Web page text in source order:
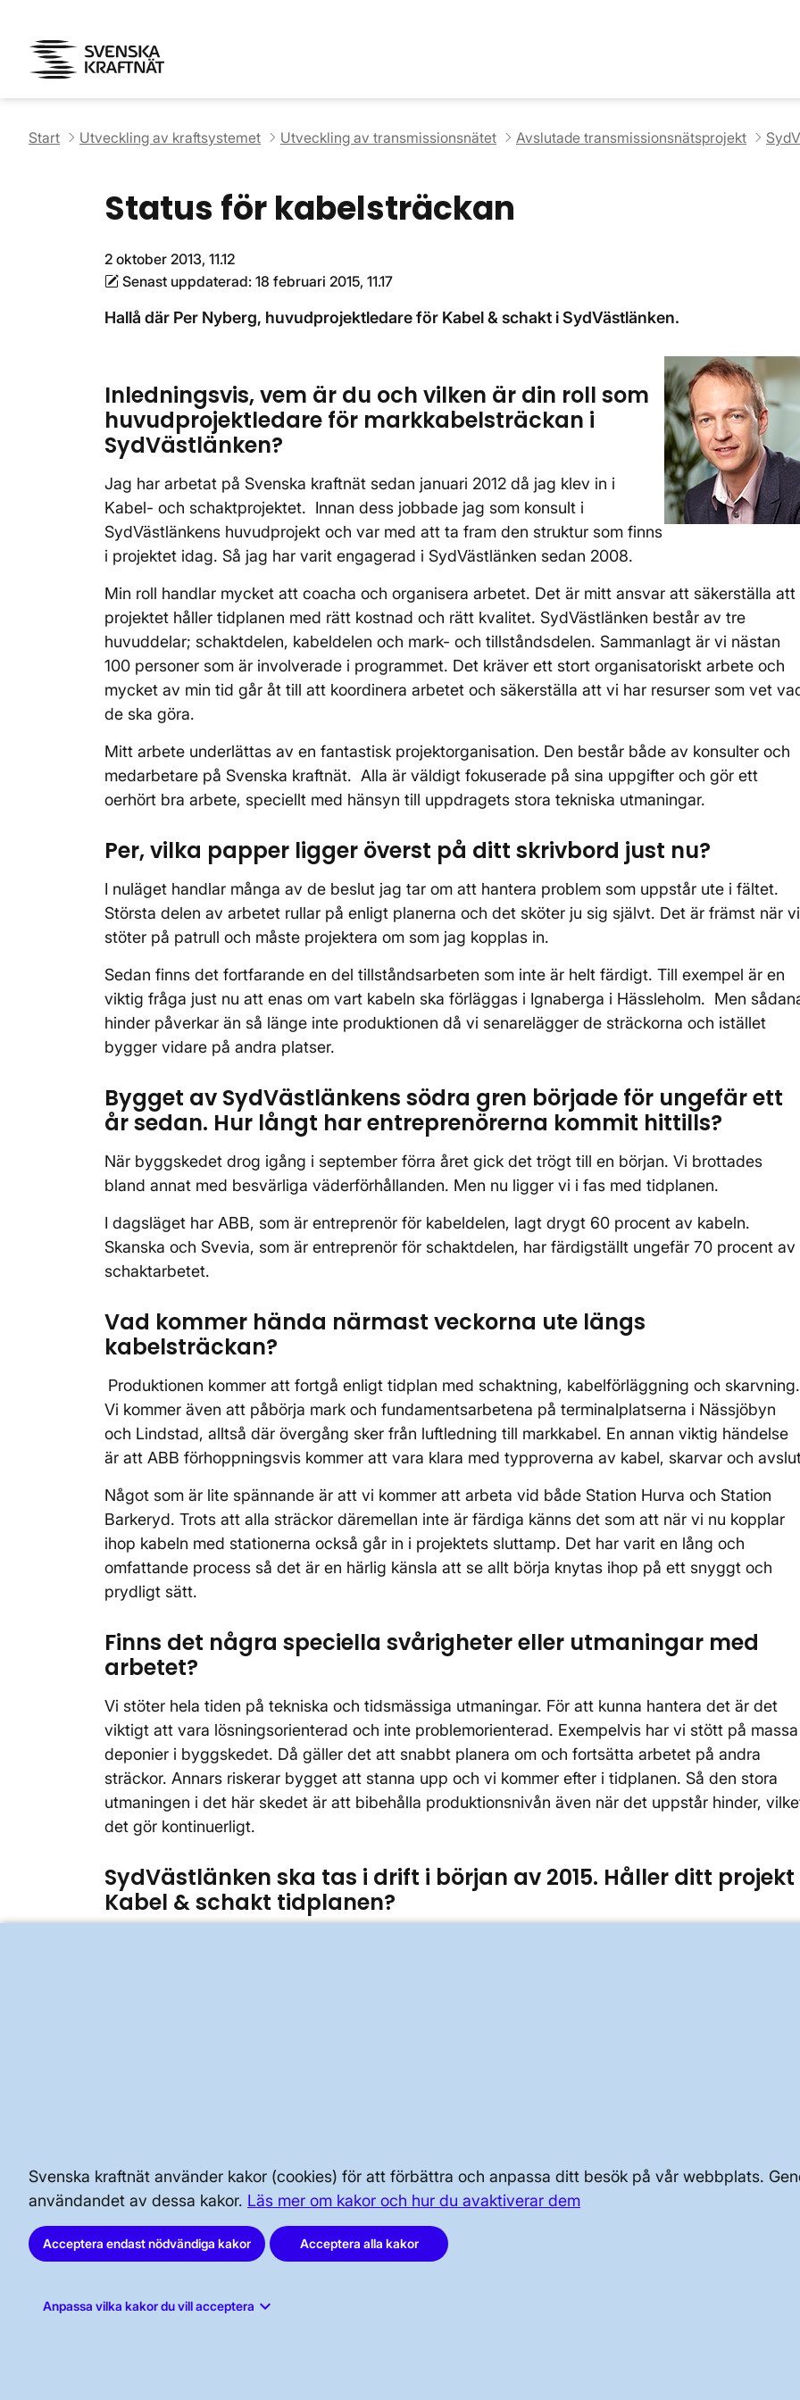
Svenska kraftnät använder kakor (cookies) för att förbättra och anpassa ditt besök på vår webbplats.
användandet av dessa kakor. Läs mer om kakor och hur du avaktiverar dem
Acceptera endast nödvändiga kakor Acceptera alla kakor
Anpassa vilka kakor du vill acceptera keyboard_arrow_down
Start Utveckling av kraftsystemet Utveckling av transmissionsnätet Avslutade transmissionsnätsprojekt
Status för kabelsträckan
2 oktober 2013, 11.12
Senast uppdaterad: 18 februari 2015, 11.17
Hallå där Per Nyberg, huvudprojektledare för Kabel & schakt i SydVästlänken.
Inledningsvis, vem är du och vilken är din roll som
huvudprojektledare för markkabelsträckan i
SydVästlänken?
Jag har arbetat på Svenska kraftnät sedan januari 2012 då jag klev in i
Kabel- och schaktprojektet. Innan dess jobbade jag som konsult i
SydVästlänkens huvudprojekt och var med att ta fram den struktur som finns
i projektet idag. Så jag har varit engagerad i SydVästlänken sedan 2008.
Min roll handlar mycket att coacha och organisera arbetet. Det är mitt ansvar att säkerställa att
projektet håller tidplanen med rätt kostnad och rätt kvalitet. SydVästlänken består av tre
huvuddelar; schaktdelen, kabeldelen och mark- och tillståndsdelen. Sammanlagt är vi nästan
100 personer som är involverade i programmet. Det kräver ett stort organisatoriskt arbete och
mycket av min tid går åt till att koordinera arbetet och säkerställa att vi har resurser som vet
de ska göra.
Mitt arbete underlättas av en fantastisk projektorganisation. Den består både av konsulter och
medarbetare på Svenska kraftnät. Alla är väldigt fokuserade på sina uppgifter och gör ett
oerhört bra arbete, speciellt med hänsyn till uppdragets stora tekniska utmaningar.
Per, vilka papper ligger överst på ditt skrivbord just nu?
I nuläget handlar många av de beslut jag tar om att hantera problem som uppstår ute i fältet.
Största delen av arbetet rullar på enligt planerna och det sköter ju sig självt. Det är främst när vi
stöter på patrull och måste projektera om som jag kopplas in.
Sedan finns det fortfarande en del tillståndsarbeten som inte är helt färdigt. Till exempel är en
viktig fråga just nu att enas om vart kabeln ska förläggas i Ignaberga i Hässleholm. Men
hinder påverkar än så länge inte produktionen då vi senarelägger de sträckorna och istället
bygger vidare på andra platser.
Bygget av SydVästlänkens södra gren började för ungefär ett
år sedan. Hur långt har entreprenörerna kommit hittills?
När byggskedet drog igång i september förra året gick det trögt till en början. Vi brottades
bland annat med besvärliga väderförhållanden. Men nu ligger vi i fas med tidplanen.
I dagsläget har ABB, som är entreprenör för kabeldelen, lagt drygt 60 procent av kabeln.
Skanska och Svevia, som är entreprenör för schaktdelen, har färdigställt ungefär 70 procent av
schaktarbetet.
Vad kommer hända närmast veckorna ute längs
kabelsträckan?
Produktionen kommer att fortgå enligt tidplan med schaktning, kabelförläggning och skarvning.
Vi kommer även att påbörja mark och fundamentsarbetena på terminalplatserna i Nässjöbyn
och Lindstad, alltså där övergång sker från luftledning till markkabel. En annan viktig händelse
är att ABB förhoppningsvis kommer att vara klara med typproverna av kabel, skarvar och
Något som är lite spännande är att vi kommer att arbeta vid både Station Hurva och Station
Barkeryd. Trots att alla sträckor däremellan inte är färdiga känns det som att när vi nu kopplar
ihop kabeln med stationerna också går in i projektets sluttamp. Det har varit en lång och
omfattande process så det är en härlig känsla att se allt börja knytas ihop på ett snyggt och
prydligt sätt.
Finns det några speciella svårigheter eller utmaningar med
arbetet?
Vi stöter hela tiden på tekniska och tidsmässiga utmaningar. För att kunna hantera det är det
viktigt att vara lösningsorienterad och inte problemorienterad. Exempelvis har vi stött på massa
deponier i byggskedet. Då gäller det att snabbt planera om och fortsätta arbetet på andra
sträckor. Annars riskerar bygget att stanna upp och vi kommer efter i tidplanen. Så den stora
utmaningen i det här skedet är att bibehålla produktionsnivån även när det uppstår hinder,
det gör kontinuerligt.
SydVästlänken ska tas i drift i början av 2015. Håller ditt projekt
Kabel & schakt tidplanen?
AKTÖRSPORTALEN PRESS OCH NYHETER